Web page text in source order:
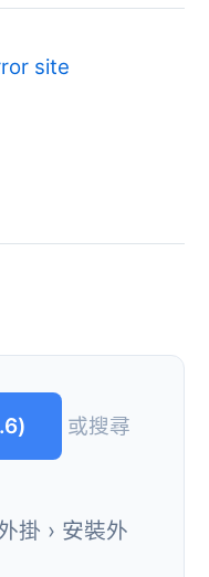
site
或搜尋
› 安裝外